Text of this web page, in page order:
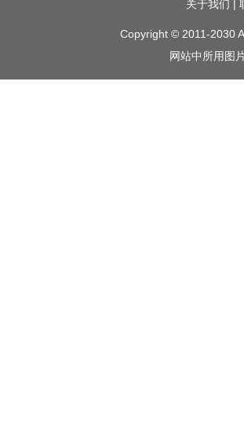
关于我们 |
Copyright © 2011-2030
网站中所用图